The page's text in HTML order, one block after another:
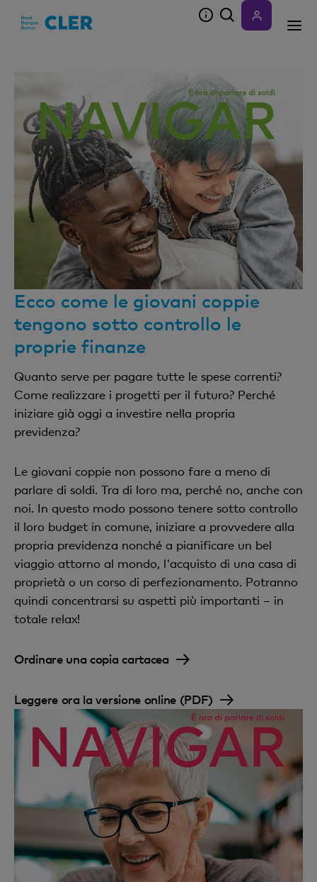
Ecco come le giovani coppie
tengono sotto controllo le
proprie finanze
Quanto serve per pagare tutte le spese correnti?
Come realizzare i progetti per il futuro? Perché
iniziare già oggi a investire nella propria
previdenza?
Le giovani coppie non possono fare a meno di
parlare di soldi. Tra di loro ma, perché no, anche con
noi. In questo modo possono tenere sotto controllo
il loro budget in comune, iniziare a provvedere alla
propria previdenza nonché a pianificare un bel
viaggio attorno al mondo, l'acquisto di una casa di
proprietà o un corso di perfezionamento. Potranno
quindi concentrarsi su aspetti più importanti – in
totale relax!
Ordinare una copia cartacea
Leggere ora la versione online (PDF)